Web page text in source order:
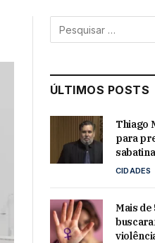
ÚLTIMOS POSTS
Thiago
para
CIDADES
Mais de